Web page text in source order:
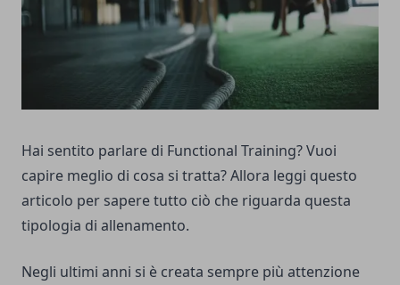
Hai sentito parlare di Functional Training? Vuoi
capire meglio di cosa si tratta? Allora leggi questo
articolo per sapere tutto ciò che riguarda questa
tipologia di allenamento.
Negli ultimi anni si è creata sempre più attenzione